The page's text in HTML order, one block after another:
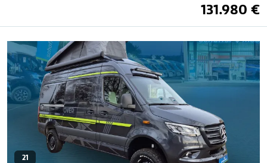
131.980 €
21